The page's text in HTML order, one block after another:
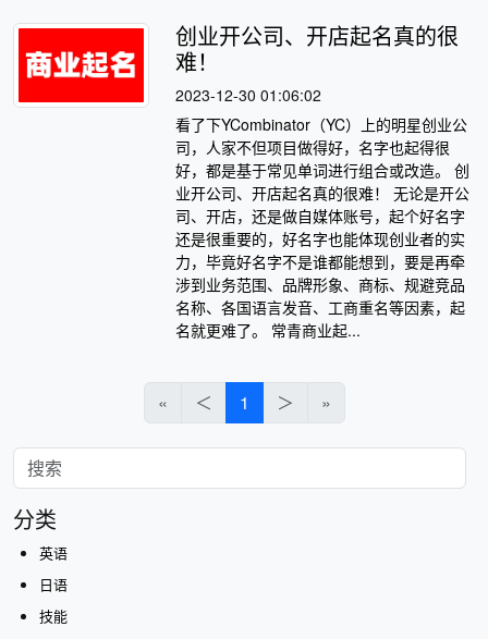
创业开公司、开店起名真的很
难！
2023-12-30 01:06:02
看了下YCombinator（YC）上的明星创业公
司，人家不但项目做得好，名字也起得很
好，都是基于常见单词进行组合或改造。 创
业开公司、开店起名真的很难！ 无论是开公
司、开店，还是做自媒体账号，起个好名字
还是很重要的，好名字也能体现创业者的实
力，毕竟好名字不是谁都能想到，要是再牵
涉到业务范围、品牌形象、商标、规避竞品
名称、各国语言发音、工商重名等因素，起
名就更难了。 常青商业起...
« ＜ 1 ＞ »
分类
英语
日语
技能